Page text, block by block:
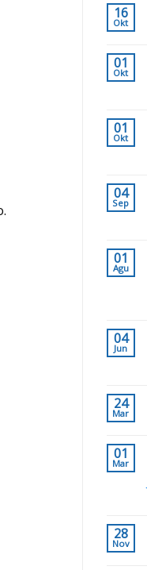
16
Okt
01
Okt
01
Okt
04
Sep
01
Agu
04
Jun
24
Mar
01
Mar
28
Nov